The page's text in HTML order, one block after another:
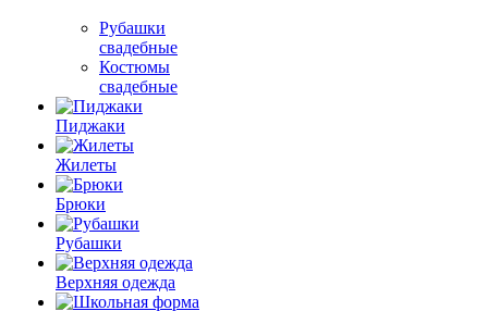
Рубашки
свадебные
Костюмы
свадебные
Пиджаки
Жилеты
Брюки
Рубашки
Верхняя одежда